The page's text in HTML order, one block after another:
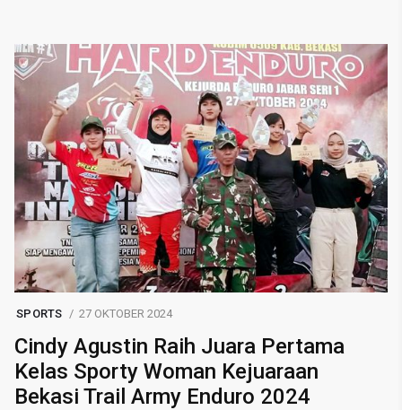
SPORTS 27 OKTOBER 2024
Cindy Agustin Raih Juara Pertama
Kelas Sporty Woman Kejuaraan
Bekasi Trail Army Enduro 2024